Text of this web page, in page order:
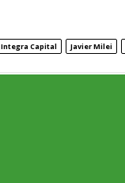
Integra Capital Javier Milei